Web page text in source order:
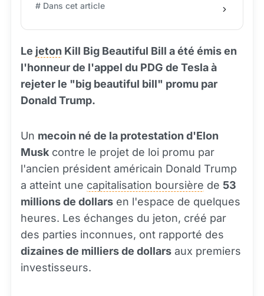
# Dans cet article
Le jeton Kill Big Beautiful Bill a été émis en
l'honneur de l'appel du PDG de Tesla à
rejeter le "big beautiful bill" promu par
Donald Trump.
Un mecoin né de la protestation d'Elon
Musk contre le projet de loi promu par
l'ancien président américain Donald Trump
a atteint une capitalisation boursière de 53
millions de dollars en l'espace de quelques
heures. Les échanges du jeton, créé par
des parties inconnues, ont rapporté des
dizaines de milliers de dollars aux premiers
investisseurs.